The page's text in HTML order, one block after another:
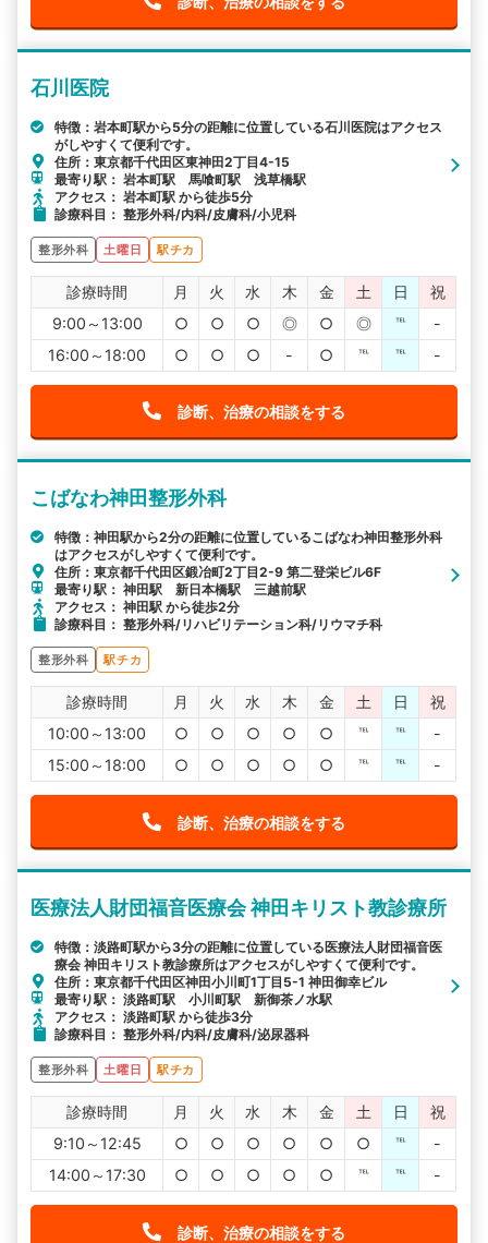
石川医院
特徴：岩本町駅から5分の距離に位置している石川医院はアクセス
がしやすくて便利です。
住所：東京都千代田区東神田2丁目4-15
最寄り駅： 岩本町駅 馬喰町駅 浅草橋駅
アクセス： 岩本町駅 から徒歩5分
診療科目： 整形外科/内科/皮膚科/小児科
整形外科 土曜日 駅チカ
診療時間 月 火 水 木 金 土 日
祝
9:00～13:00
○ ○ ○ ◎ ○ ◎ ℡
-
16:00～18:00
○ ○ ○ - ○ ℡ ℡ -
診断、治療の相談をする
こばなわ神田整形外科
特徴：神田駅から2分の距離に位置しているこばなわ神田整形外科
はアクセスがしやすくて便利です。
住所：東京都千代田区鍛冶町2丁目2-9 第二登栄ビル6F
最寄り駅： 神田駅 新日本橋駅 三越前駅
アクセス： 神田駅 から徒歩2分
診療科目： 整形外科/リハビリテーション科/リウマチ科
整形外科 駅チカ
診療時間 月 火 水 木 金 土 日
祝
10:00～13:00
○ ○ ○ ○ ○ ℡ ℡
-
15:00～18:00
○ ○ ○ ○ ○ ℡ ℡ -
診断、治療の相談をする
医療法人財団福音医療会 神田キリスト教診療所
特徴：淡路町駅から3分の距離に位置している医療法人財団福音医
療会 神田キリスト教診療所はアクセスがしやすくて便利です。
住所：東京都千代田区神田小川町1丁目5-1 神田御幸ビル
最寄り駅： 淡路町駅 小川町駅 新御茶ノ水駅
アクセス： 淡路町駅 から徒歩3分
診療科目： 整形外科/内科/皮膚科/泌尿器科
整形外科 土曜日 駅チカ
診療時間 月 火 水 木 金 土 日
祝
9:10～12:45
○ ○ ○ ○ ○ ○ ℡
-
14:00～17:30
○ ○ ○ ○ ○ ℡ ℡ -
診断、治療の相談をする